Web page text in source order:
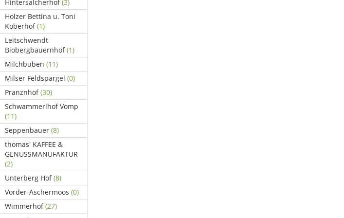
Hintersalcherhof(3)
Holzer Bettina u. Toni
Koberhof(1)
Leitschwendt
Biobergbauernhof(1)
Milchbuben (11)
Milser Feldspargel (0)
Pranznhof(30)
Schwammerlhof Vomp
(11)
Seppenbauer (8)
thomas' KAFFEE &
GENUSSMANUFAKTUR
(2)
Unterberg Hof(8)
Vorder-Aschermoos (0)
Wimmerhof(27)